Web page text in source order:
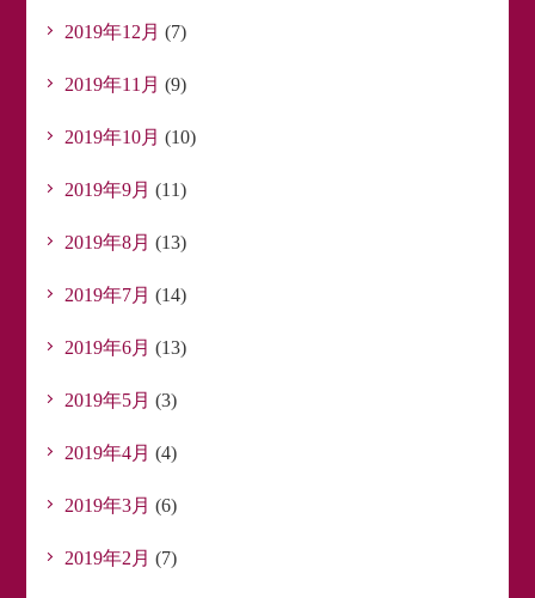
2019年12月 (7)
2019年11月 (9)
2019年10月 (10)
2019年9月 (11)
2019年8月 (13)
2019年7月 (14)
2019年6月 (13)
2019年5月 (3)
2019年4月 (4)
2019年3月 (6)
2019年2月 (7)